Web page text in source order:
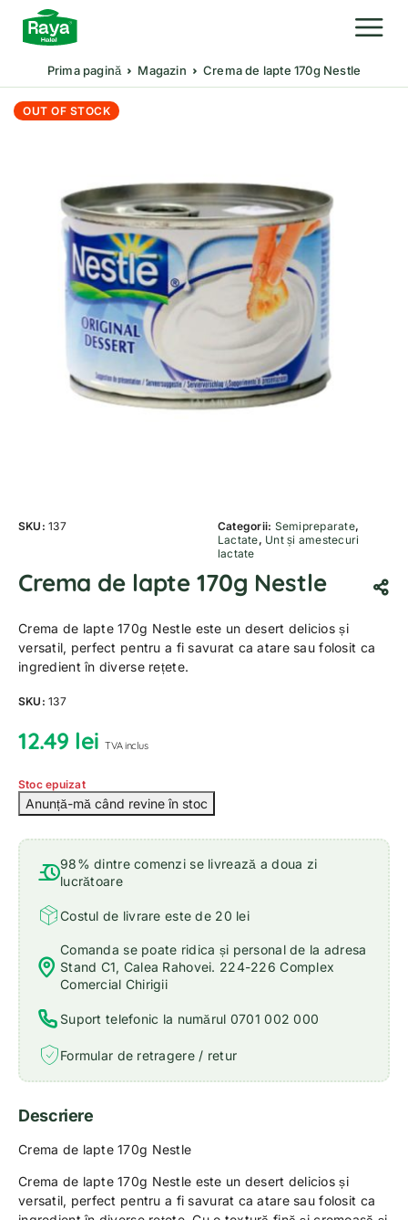
Prima pagină Magazin Crema de lapte 170g Nestle
OUT OF STOCK
SKU:137 Categorii: Semipreparate,
Lactate, Unt și amestecuri
lactate
Crema de lapte 170g Nestle
Crema de lapte 170g Nestle este un desert delicios și
versatil, perfect pentru a fi savurat ca atare sau folosit ca
ingredient în diverse rețete.
SKU:137
12.49 lei TVA inclus
Stoc epuizat
98% dintre comenzi se livrează a doua zi
lucrătoare
Costul de livrare este de 20 lei
Comanda se poate ridica și personal de la adresa
Stand C1, Calea Rahovei. 224-226 Complex
Comercial Chirigii
Suport telefonic la numărul 0701 002 000
Formular de retragere / retur
Descriere
Crema de lapte 170g Nestle
Crema de lapte 170g Nestle este un desert delicios și
versatil, perfect pentru a fi savurat ca atare sau folosit ca